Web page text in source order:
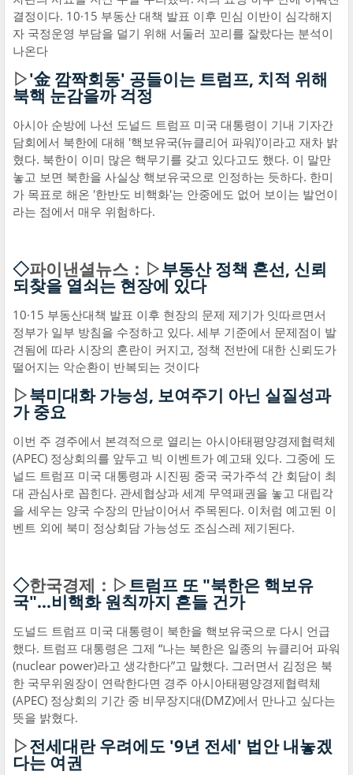
결정이다. 10·15 부동산 대책 발표 이후 민심 이반이 심각해지
자 국정운영 부담을 덜기 위해 서둘러 꼬리를 잘랐다는 분석이
나온다
▷'金 깜짝회동' 공들이는 트럼프, 치적 위해
북핵 눈감을까 걱정
아시아 순방에 나선 도널드 트럼프 미국 대통령이 기내 기자간
담회에서 북한에 대해 '핵보유국(뉴클리어 파워)'이라고 재차 밝
혔다. 북한이 이미 많은 핵무기를 갖고 있다고도 했다. 이 말만
놓고 보면 북한을 사실상 핵보유국으로 인정하는 듯하다. 한미
가 목표로 해온 '한반도 비핵화'는 안중에도 없어 보이는 발언이
라는 점에서 매우 위험하다.
◇파이낸셜뉴스：▷부동산 정책 혼선, 신뢰
되찾을 열쇠는 현장에 있다
10·15 부동산대책 발표 이후 현장의 문제 제기가 잇따르면서
정부가 일부 방침을 수정하고 있다. 세부 기준에서 문제점이 발
견됨에 따라 시장의 혼란이 커지고, 정책 전반에 대한 신뢰도가
떨어지는 악순환이 반복되는 것이다
▷북미대화 가능성, 보여주기 아닌 실질성과
가 중요
이번 주 경주에서 본격적으로 열리는 아시아태평양경제협력체
(APEC) 정상회의를 앞두고 빅 이벤트가 예고돼 있다. 그중에 도
널드 트럼프 미국 대통령과 시진핑 중국 국가주석 간 회담이 최
대 관심사로 꼽힌다. 관세협상과 세계 무역패권을 놓고 대립각
을 세우는 양국 수장의 만남이어서 주목된다. 이처럼 예고된 이
벤트 외에 북미 정상회담 가능성도 조심스레 제기된다.
◇한국경제：▷트럼프 또 "북한은 핵보유
국"…비핵화 원칙까지 흔들 건가
도널드 트럼프 미국 대통령이 북한을 핵보유국으로 다시 언급
했다. 트럼프 대통령은 그제 “나는 북한은 일종의 뉴클리어 파워
(nuclear power)라고 생각한다”고 말했다. 그러면서 김정은 북
한 국무위원장이 연락한다면 경주 아시아태평양경제협력체
(APEC) 정상회의 기간 중 비무장지대(DMZ)에서 만나고 싶다는
뜻을 밝혔다.
▷전세대란 우려에도 '9년 전세' 법안 내놓겠
다는 여권